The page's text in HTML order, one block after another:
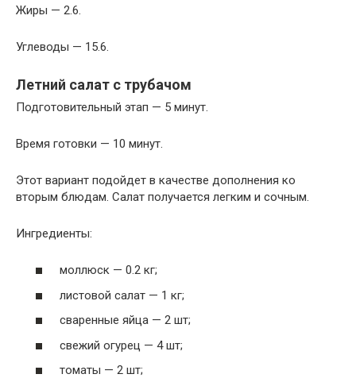
Жиры — 2.6.
Углеводы — 15.6.
Летний салат с трубачом
Подготовительный этап — 5 минут.
Время готовки — 10 минут.
Этот вариант подойдет в качестве дополнения ко
вторым блюдам. Салат получается легким и сочным.
Ингредиенты:
моллюск — 0.2 кг;
листовой салат — 1 кг;
сваренные яйца — 2 шт;
свежий огурец — 4 шт;
томаты — 2 шт;